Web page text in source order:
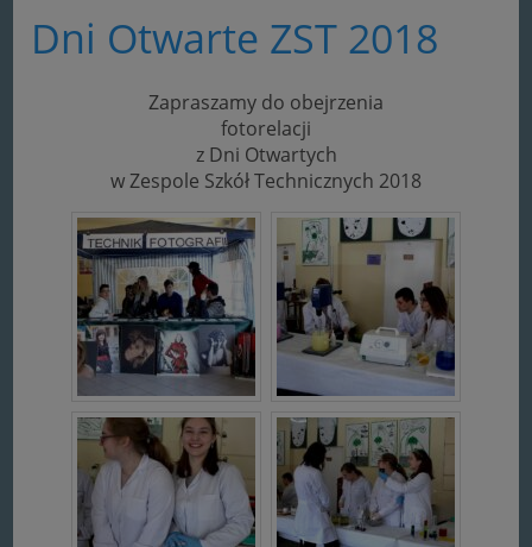
Dni Otwarte ZST 2018
Zapraszamy do obejrzenia
fotorelacji
z Dni Otwartych
w Zespole Szkół Technicznych 2018